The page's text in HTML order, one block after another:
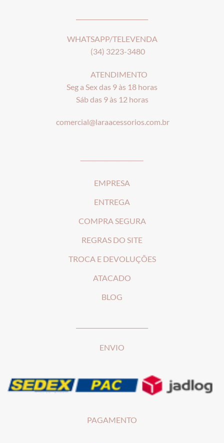
WHATSAPP/TELEVENDA
(34) 3223-3480
ATENDIMENTO
Seg a Sex das 9 às 18 horas
Sáb das 9 às 12 horas
comercial@laraacessorios.com.br
EMPRESA
ENTREGA
COMPRA SEGURA
REGRAS DO SITE
TROCA E DEVOLUÇÕES
ATACADO
BLOG
ENVIO
PAGAMENTO